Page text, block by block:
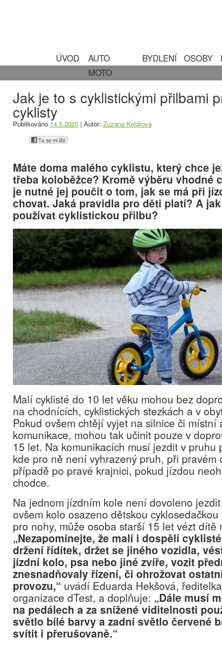
ÚVOD
AUTO
MOTO
BYDLENÍ OSOBY
Jak je to s cyklistickými přilbami
cyklisty
Publikováno 14.5.2020 | Autor: Zuzana Kolářová
Máte doma malého cyklistu, který chce
třeba koloběžce? Kromě výběru vhodné
je nutné jej poučit o tom, jak se má při
chovat. Jaká pravidla pro děti platí? A
používat cyklistickou přilbu?
Malí cyklisté do 10 let věku mohou bez
na chodnících, cyklistických stezkách a v
Pokud ovšem chtějí vyjet na silnice či místní
komunikace, mohou tak učinit pouze v
15 let. Na komunikacích musí jezdit v pruhu
kde pro ně není vyhrazený pruh, při pravém
případě po pravé krajnici, pokud jízdou
chodce.
Na jednom jízdním kole není dovoleno
ovšem kolo osazeno dětskou
pro nohy, může osoba starší 15 let vézt dítě
„Nezapomínejte, že malí i dospělí
držení řídítek, držet se jiného vozidla,
jízdní kolo, psa nebo jiné zvíře, vozit
znesnadňovaly řízení, či ohrožovat
provozu,“ uvádí Eduarda Hekšová,
organizace dTest, a doplňuje: „Dále musí
na pedálech a za snížené viditelnosti
světlo bílé barvy a zadní světlo červené
svítit i přerušovaně.“